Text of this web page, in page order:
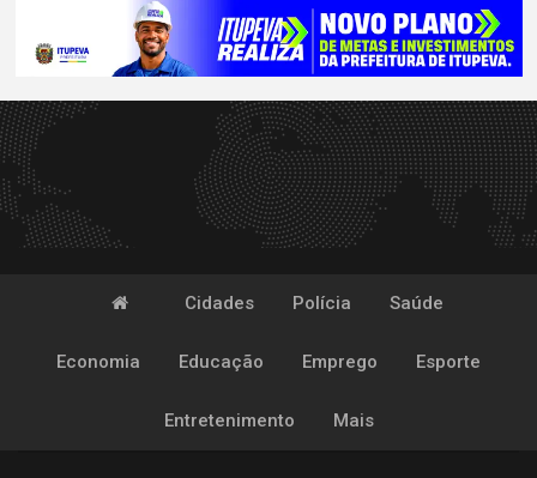
Cidades Polícia Saúde
Economia Educação Emprego Esporte
Entretenimento Mais